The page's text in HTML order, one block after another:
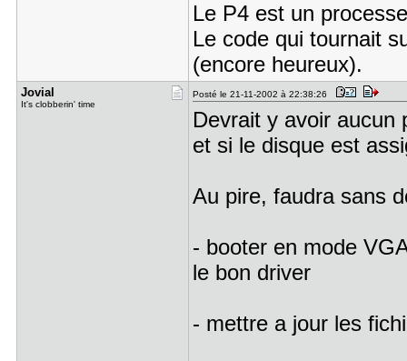
Le P4 est un
Le code qui tournait
(encore heureux).
Jovial
It's clobberin' time
Posté le 21-11-2002 à 22:38:26
Devrait y avoir aucun
et si le disque est
Au pire, faudra sans
- booter en mode
le bon driver
- mettre a jour les